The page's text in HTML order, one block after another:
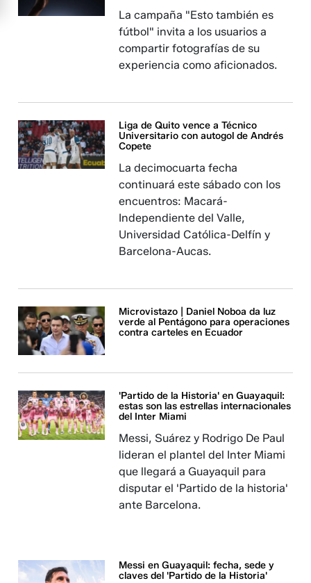
La campaña "Esto también es
fútbol" invita a los usuarios a
compartir fotografías de su
experiencia como aficionados.
Liga de Quito vence a Técnico
Universitario con autogol de Andrés
Copete
La decimocuarta fecha
continuará este sábado con los
encuentros: Macará-
Independiente del Valle,
Universidad Católica-Delfín y
Barcelona-Aucas.
Microvistazo | Daniel Noboa da luz
verde al Pentágono para operaciones
contra carteles en Ecuador
'Partido de la Historia' en Guayaquil:
estas son las estrellas internacionales
del Inter Miami
Messi, Suárez y Rodrigo De Paul
lideran el plantel del Inter Miami
que llegará a Guayaquil para
disputar el 'Partido de la historia'
ante Barcelona.
Messi en Guayaquil: fecha, sede y
claves del 'Partido de la Historia'